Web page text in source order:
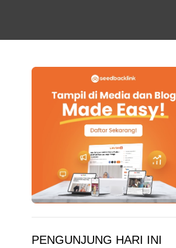
PENGUNJUNG HARI INI